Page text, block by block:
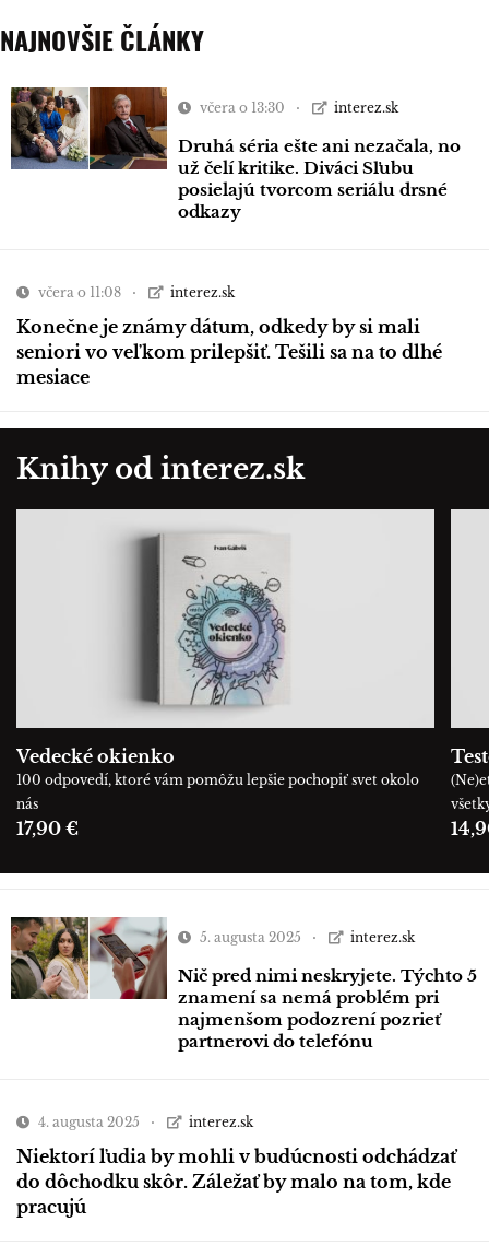
NAJNOVŠIE ČLÁNKY
včera o 13:30 interez.sk
Druhá séria ešte ani nezačala, no
už čelí kritike. Diváci Sľubu
posielajú tvorcom seriálu drsné
odkazy
včera o 11:08 interez.sk
Konečne je známy dátum, odkedy by si mali
seniori vo veľkom prilepšiť. Tešili sa na to dlhé
mesiace
Knihy od interez.sk
Vedecké okienko
100 odpovedí, ktoré vám pomôžu lepšie pochopiť svet okolo
nás
17,90 €
5. augusta 2025 interez.sk
Nič pred nimi neskryjete. Týchto 5
znamení sa nemá problém pri
najmenšom podozrení pozrieť
partnerovi do telefónu
4. augusta 2025 interez.sk
Niektorí ľudia by mohli v budúcnosti odchádzať
do dôchodku skôr. Záležať by malo na tom, kde
pracujú